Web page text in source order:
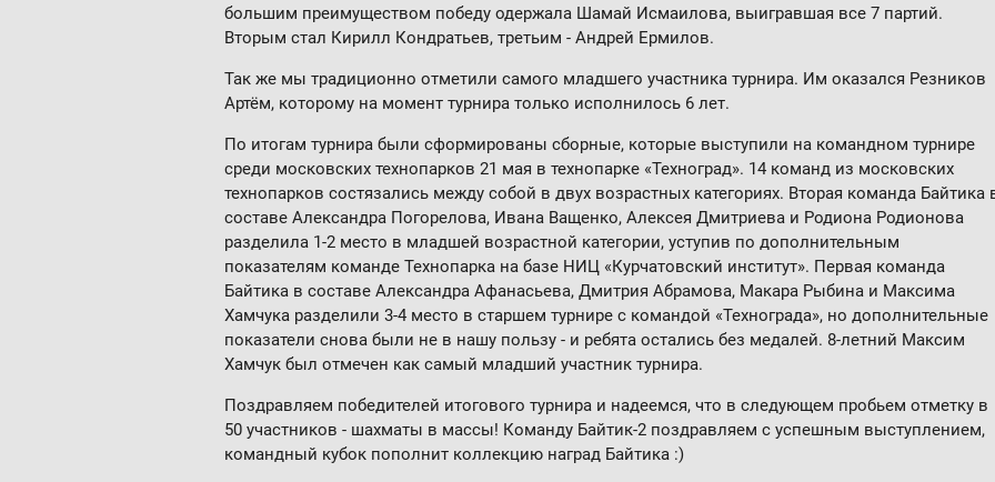
большим преимуществом победу одержала Шамай Исмаилова, выигравшая все 7 партий.
Вторым стал Кирилл Кондратьев, третьим - Андрей Ермилов.
Так же мы традиционно отметили самого младшего участника турнира. Им оказался Резников
Артём, которому на момент турнира только исполнилось 6 лет.
По итогам турнира были сформированы сборные, которые выступили на командном турнире
среди московских технопарков 21 мая в технопарке «Техноград». 14 команд из московских
технопарков состязались между собой в двух возрастных категориях. Вторая команда Байтика
составе Александра Погорелова, Ивана Ващенко, Алексея Дмитриева и Родиона Родионова
разделила 1-2 место в младшей возрастной категории, уступив по дополнительным
показателям команде Технопарка на базе НИЦ «Курчатовский институт». Первая команда
Байтика в составе Александра Афанасьева, Дмитрия Абрамова, Макара Рыбина и Максима
Хамчука разделили 3-4 место в старшем турнире с командой «Технограда», но дополнительные
показатели снова были не в нашу пользу - и ребята остались без медалей. 8-летний Максим
Хамчук был отмечен как самый младший участник турнира.
Поздравляем победителей итогового турнира и надеемся, что в следующем пробьем отметку в
50 участников - шахматы в массы! Команду Байтик-2 поздравляем с успешным выступлением,
командный кубок пополнит коллекцию наград Байтика :)